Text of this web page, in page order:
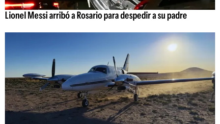
Lionel Messi arribó a Rosario para despedir a su padre